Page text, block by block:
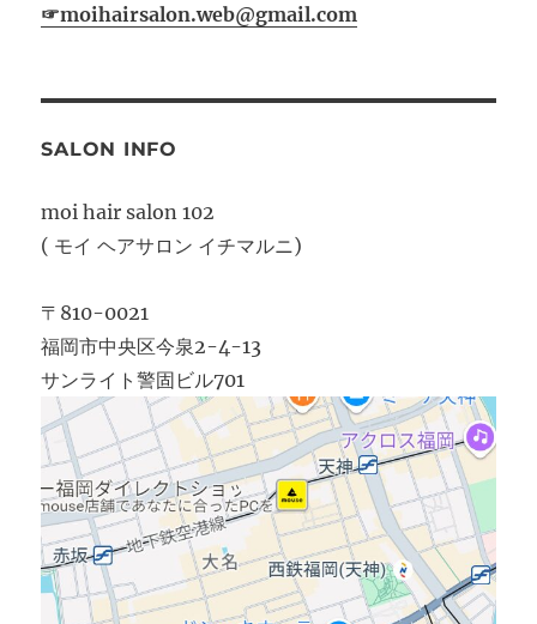
☞moihairsalon.web@gmail.com
SALON INFO
moi hair salon 102
( モイ ヘアサロン イチマルニ)
〒810-0021
福岡市中央区今泉2-4-13
サンライト警固ビル701